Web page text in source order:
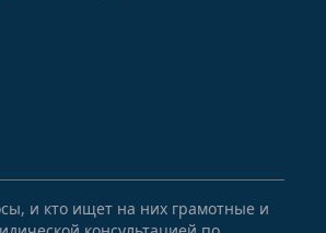
и кто ищет на них грамотные и